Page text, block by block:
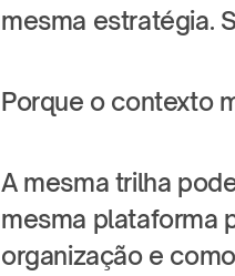
mesma estratégia.
Porque o contexto
A mesma trilha
mesma plataforma
organização e